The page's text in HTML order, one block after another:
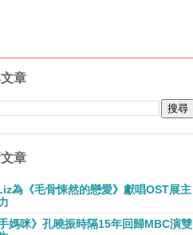
章
章
為《毛骨悚然的戀愛》獻唱OST展主
手媽咪》孔曉振時隔15年回歸MBC演雙